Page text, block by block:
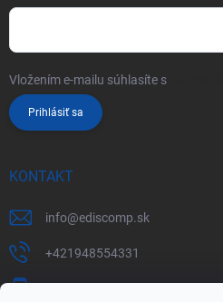
Vložením e-mailu súhlasíte s
Prihlásiť sa
KONTAKT
info@ediscomp.sk
+421948554331